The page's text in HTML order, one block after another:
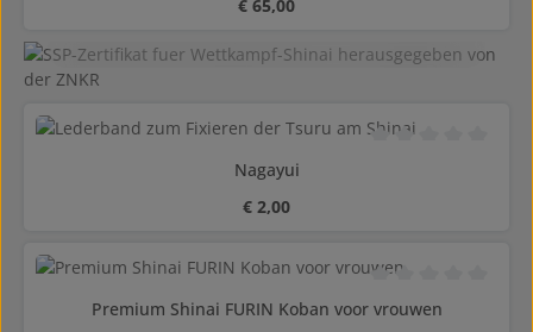
€ 65,00
Nagayui
Normale prijs:
€ 2,00
Gemiddelde
Premium Shinai FURIN Koban voor vrouwen